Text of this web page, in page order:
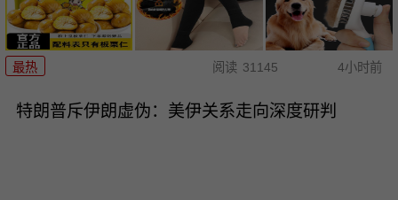
最热 阅读 31145 4小时前
特朗普斥伊朗虚伪：美伊关系走向深度研判